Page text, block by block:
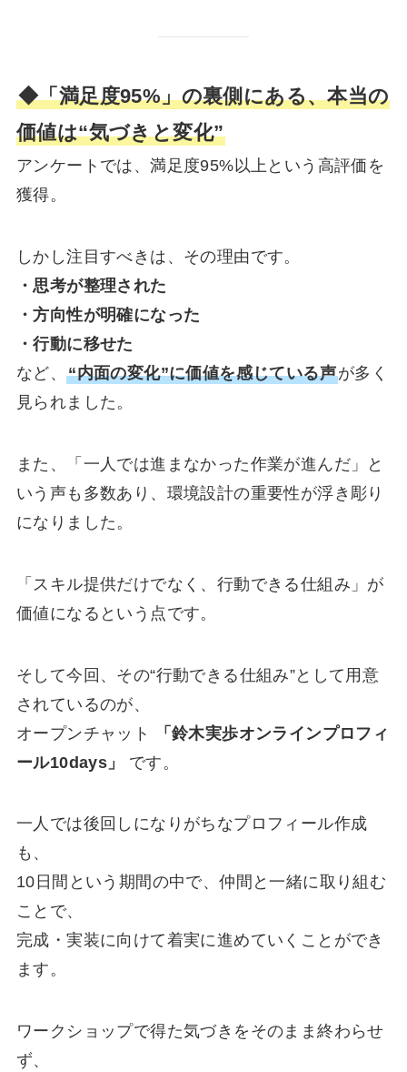
◆「満足度95%」の裏側にある、本当の
価値は“気づきと変化”
アンケートでは、満足度95%以上という高評価を
獲得。
しかし注目すべきは、その理由です。
・思考が整理された
・方向性が明確になった
・行動に移せた
など、“内面の変化”に価値を感じている声が多く
見られました。
また、「一人では進まなかった作業が進んだ」と
いう声も多数あり、環境設計の重要性が浮き彫り
になりました。
「スキル提供だけでなく、行動できる仕組み」が
価値になるという点です。
そして今回、その“行動できる仕組み”として用意
されているのが、
オープンチャット
「鈴木実歩オンラインプロフィ
ール10days」
です。
一人では後回しになりがちなプロフィール作成
も、
10日間という期間の中で、仲間と一緒に取り組む
ことで、
完成・実装に向けて着実に進めていくことができ
ます。
ワークショップで得た気づきをそのまま終わらせ
ず、